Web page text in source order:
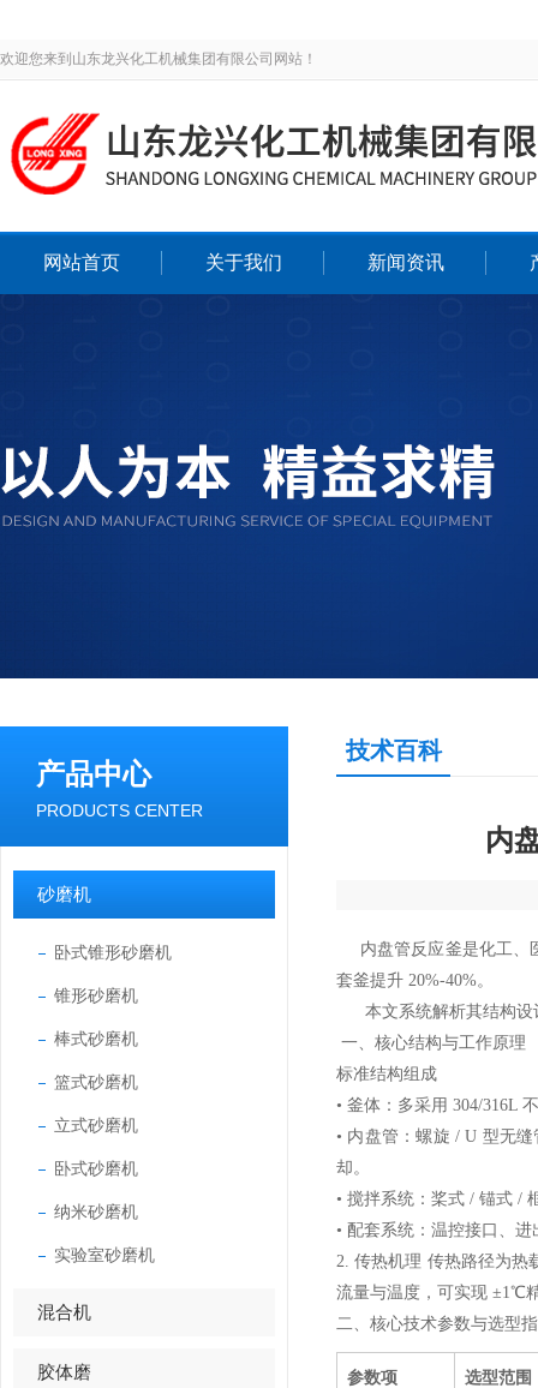
欢迎您来到山东龙兴化工机械集团有限公司网站！
网站首页 关于我们 新闻资讯
产品中心
PRODUCTS CENTER
砂磨机
卧式锥形砂磨机
锥形砂磨机
棒式砂磨机
篮式砂磨机
立式砂磨机
卧式砂磨机
纳米砂磨机
实验室砂磨机
混合机
胶体磨
技术百科
内
内盘管反应釜是化工、
套釜提升 20%-40%。
本文系统解析其结构设
一、核心结构与工作原理
标准结构组成
• 釜体：多采用 304/316L
• 内盘管：螺旋 / U 型无
却。
• 搅拌系统：桨式 / 锚式 /
• 配套系统：温控接口、
2. 传热机理 传热路径为
流量与温度，可实现 ±1℃
二、核心技术参数与选型
参数项 选型范围